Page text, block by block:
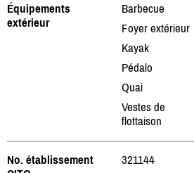
Équipements
extérieur
Barbecue
Foyer extérieur
Kayak
Pédalo
Quai
Vestes de
flottaison
No. établissement
321144